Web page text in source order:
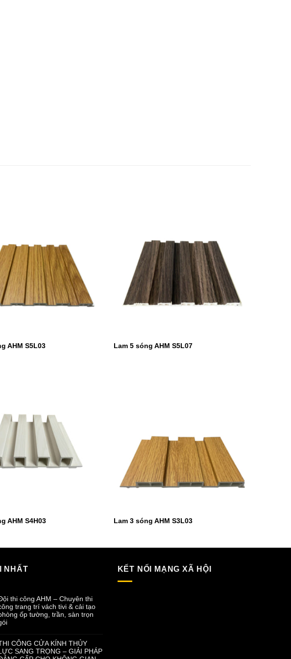
AHM S5L03 Lam 5 sóng AHM S5L07
AHM S4H03 Lam 3 sóng AHM S3L03
NHẤT
thi công AHM – Chuyên thi
trang trí vách tivi & cải tạo
ốp tường, trần, sàn trọn
CÔNG CỬA KÍNH THỦY
SANG TRỌNG – GIẢI PHÁP
KẾT NỐI MẠNG XÃ HỘI